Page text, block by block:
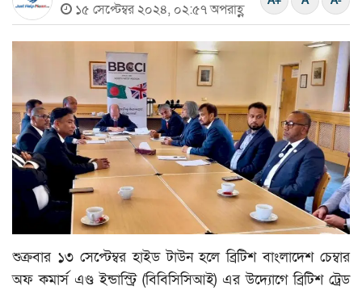
আন্তর্জাতিক
সিলেট বিভাগ
এক্সক্লুসিভ
মুক্তমত
সংবাদ বিজ্ঞপ্তি
১৫ সেপ্টেম্বর ২০২৪, ০২:৫৭ অপরাহ্ণ
শুক্রবার ১৩ সেপ্টেম্বর হাইড টাউন হলে ব্রিটিশ বাংলাদেশ চেম্বার
অফ কমার্স এণ্ড ইন্ডাস্ট্রি (বিবিসিসিআই) এর উদ্যোগে ব্রিটিশ ট্রেড